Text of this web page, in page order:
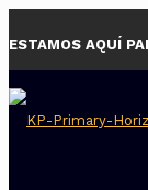
ESTAMOS AQUÍ